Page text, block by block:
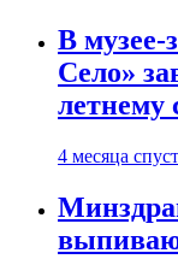
В музее-
Село»
летнему
4 месяца